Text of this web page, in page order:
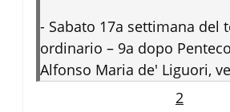
- Sabato 17a settimana del
ordinario – 9a dopo
Alfonso Maria de' Liguori,
2